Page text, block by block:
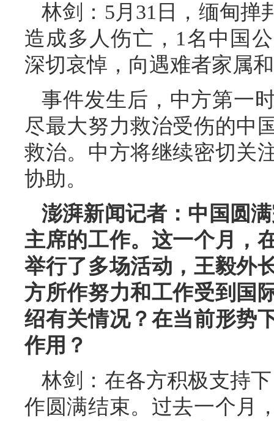
林剑：5月31日，缅甸掸
造成多人伤亡，1名中国
深切哀悼，向遇难者家属
事件发生后，中方第一
尽最大努力救治受伤的中
救治。中方将继续密切关
协助。
澎湃新闻记者：中国圆
主席的工作。这一个月，
举行了多场活动，王毅外
方所作努力和工作受到国
绍有关情况？在当前形势
作用？
林剑：在各方积极支持
作圆满结束。过去一个月